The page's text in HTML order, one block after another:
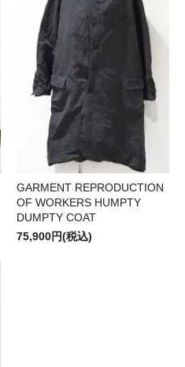
GARMENT REPRODUCTION
OF WORKERS HUMPTY
DUMPTY COAT
75,900円(税込)